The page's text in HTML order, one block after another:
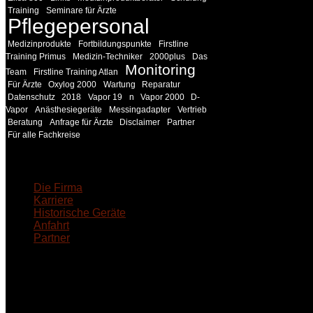
Training
Seminare für Ärzte
Pflegepersonal
Medizinprodukte Fortbildungspunkte
Firstline
Training Primus
Medizin-Techniker 2000plus
Das
Team
Firstline Training Atlan Monitoring
Für Ärzte Oxylog 2000 Wartung
Reparatur
Datenschutz
2018 Vapor 19 n Vapor 2000
D-
Vapor
Anästhesiegeräte Messingadapter
Vertrieb
Beratung
Anfrage für Ärzte Disclaimer
Partner
Für alle Fachkreise
Die Firma
Karriere
Historische Geräte
Anfahrt
Partner